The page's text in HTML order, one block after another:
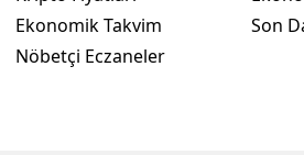
Ekonomik Takvim
Nöbetçi Eczaneler
Son